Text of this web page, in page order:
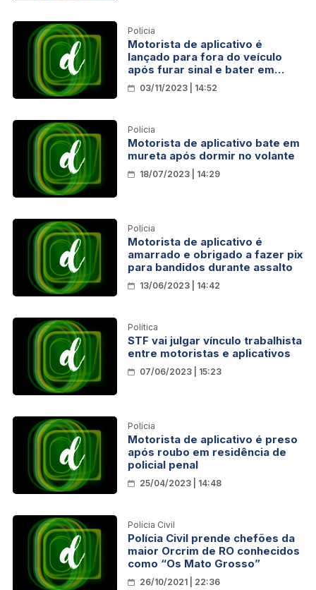
Polícia
Motorista de aplicativo é
lançado para fora do veículo
após furar sinal e bater em
viatura da PRF
03/11/2023 | 14:52
Polícia
Motorista de aplicativo bate em
mureta após dormir no volante
18/07/2023 | 14:29
Polícia
Motorista de aplicativo é
amarrado e obrigado a fazer pix
para bandidos durante assalto
13/06/2023 | 14:42
Política
STF vai julgar vínculo trabalhista
entre motoristas e aplicativos
07/06/2023 | 15:23
Polícia
Motorista de aplicativo é preso
após roubo em residência de
policial penal
25/04/2023 | 14:48
Polícia Civil
Polícia Civil prende chefões da
maior Orcrim de RO conhecidos
como “Os Mato Grosso”
26/10/2021 | 22:36